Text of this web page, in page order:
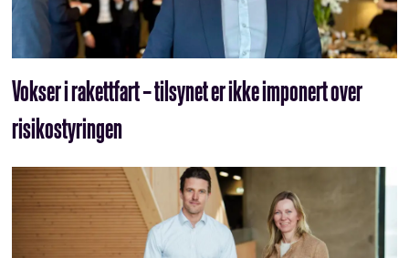
Vokser i rakettfart – tilsynet er ikke imponert over
risikostyringen